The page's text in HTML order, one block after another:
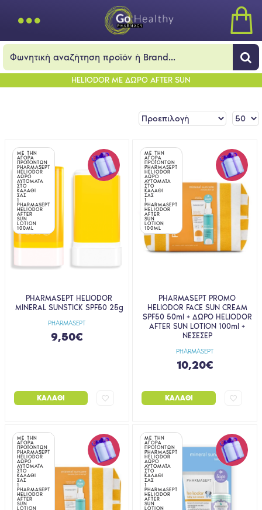
HELIODOR ΜΕ ΔΩΡΟ AFTER SUN
ΜΕ ΤΗΝ
ΑΓΟΡΑ
ΠΡΟΪΟΝΤΩΝ
PHARMASEPT
HELIODOR
ΔΩΡΟ
ΑΥΤΟΜΑΤΑ
ΣΤΟ
ΚΑΛΑΘΙ
ΣΑΣ
1
PHARMASEPT
HELIODOR
AFTER
SUN
LOTION
100ML
PHARMASEPT
PHARMASEPT HELIODOR
MINERAL SUNSTICK SPF50 25g
9,50€
ΚΑΛΆΘΙ
ΜΕ ΤΗΝ
ΑΓΟΡΑ
ΠΡΟΪΟΝΤΩΝ
PHARMASEPT
HELIODOR
ΔΩΡΟ
ΑΥΤΟΜΑΤΑ
ΣΤΟ
ΚΑΛΑΘΙ
ΣΑΣ
1
PHARMASEPT
HELIODOR
AFTER
SUN
LOTION
100ML
PHARMASEPT
PHARMASEPT PROMO
HELIODOR FACE SUN CREAM
SPF50 50ml + ΔΩΡΟ HELIODOR
AFTER SUN LOTION 100ml +
ΝΕΣΕΣΕΡ
10,20€
ΚΑΛΆΘΙ
ΜΕ ΤΗΝ
ΑΓΟΡΑ
ΠΡΟΪΟΝΤΩΝ
PHARMASEPT
HELIODOR
ΔΩΡΟ
ΑΥΤΟΜΑΤΑ
ΣΤΟ
ΚΑΛΑΘΙ
ΣΑΣ
1
PHARMASEPT
HELIODOR
AFTER
SUN
LOTION
ΜΕ ΤΗΝ
ΑΓΟΡΑ
ΠΡΟΪΟΝΤΩΝ
PHARMASEPT
HELIODOR
ΔΩΡΟ
ΑΥΤΟΜΑΤΑ
ΣΤΟ
ΚΑΛΑΘΙ
ΣΑΣ
1
PHARMASEPT
HELIODOR
AFTER
SUN
LOTION